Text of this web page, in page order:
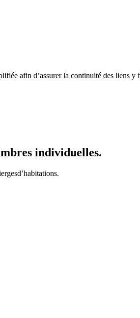
afin d’assurer la continuité des liens
individuelles.